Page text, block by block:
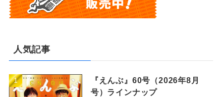
人気記事
『えんぶ』60号（2026年8月
号）ラインナップ